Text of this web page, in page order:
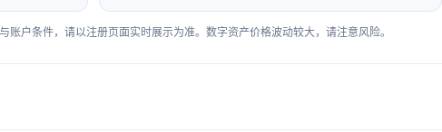
户条件，请以注册页面实时展示为准。数字资产价格波动较大，请注意风险。